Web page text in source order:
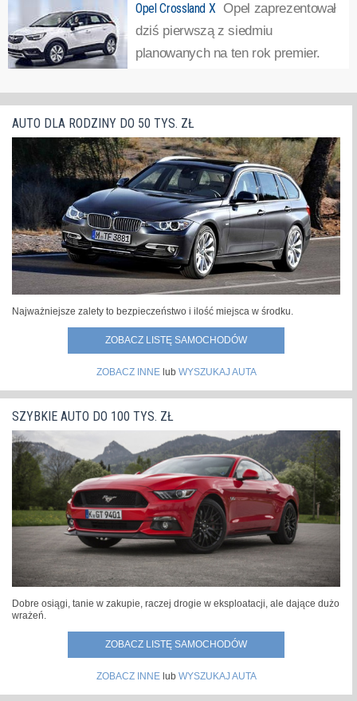
oferowany będzie w trzech wersjach wyposażeniowych:
Essentia, Enjoy i Elite. Pierwsza – bazowa – pojawi się
jednak w cennikach dopiero w styczniu...
»
Opel Crossland X Opel zaprezentował
dziś pierwszą z siedmiu
planowanych na ten rok premier.
Crossland X. Samochód powstał przy współpracy z
koncernem PSA. Auto zbudowano w oparciu o modułową
płytę podłogową EMP2. Karoseria Opla... »
AUTO DLA RODZINY DO 50 TYS. ZŁ
Najważniejsze zalety to bezpieczeństwo i ilość miejsca w środku.
ZOBACZ LISTĘ SAMOCHODÓW
ZOBACZ INNElub WYSZUKAJ AUTA
SZYBKIE AUTO DO 100 TYS. ZŁ
Dobre osiągi, tanie w zakupie, raczej drogie w eksploatacji, ale dające dużo
wrażeń.
ZOBACZ LISTĘ SAMOCHODÓW
ZOBACZ INNElub WYSZUKAJ AUTA